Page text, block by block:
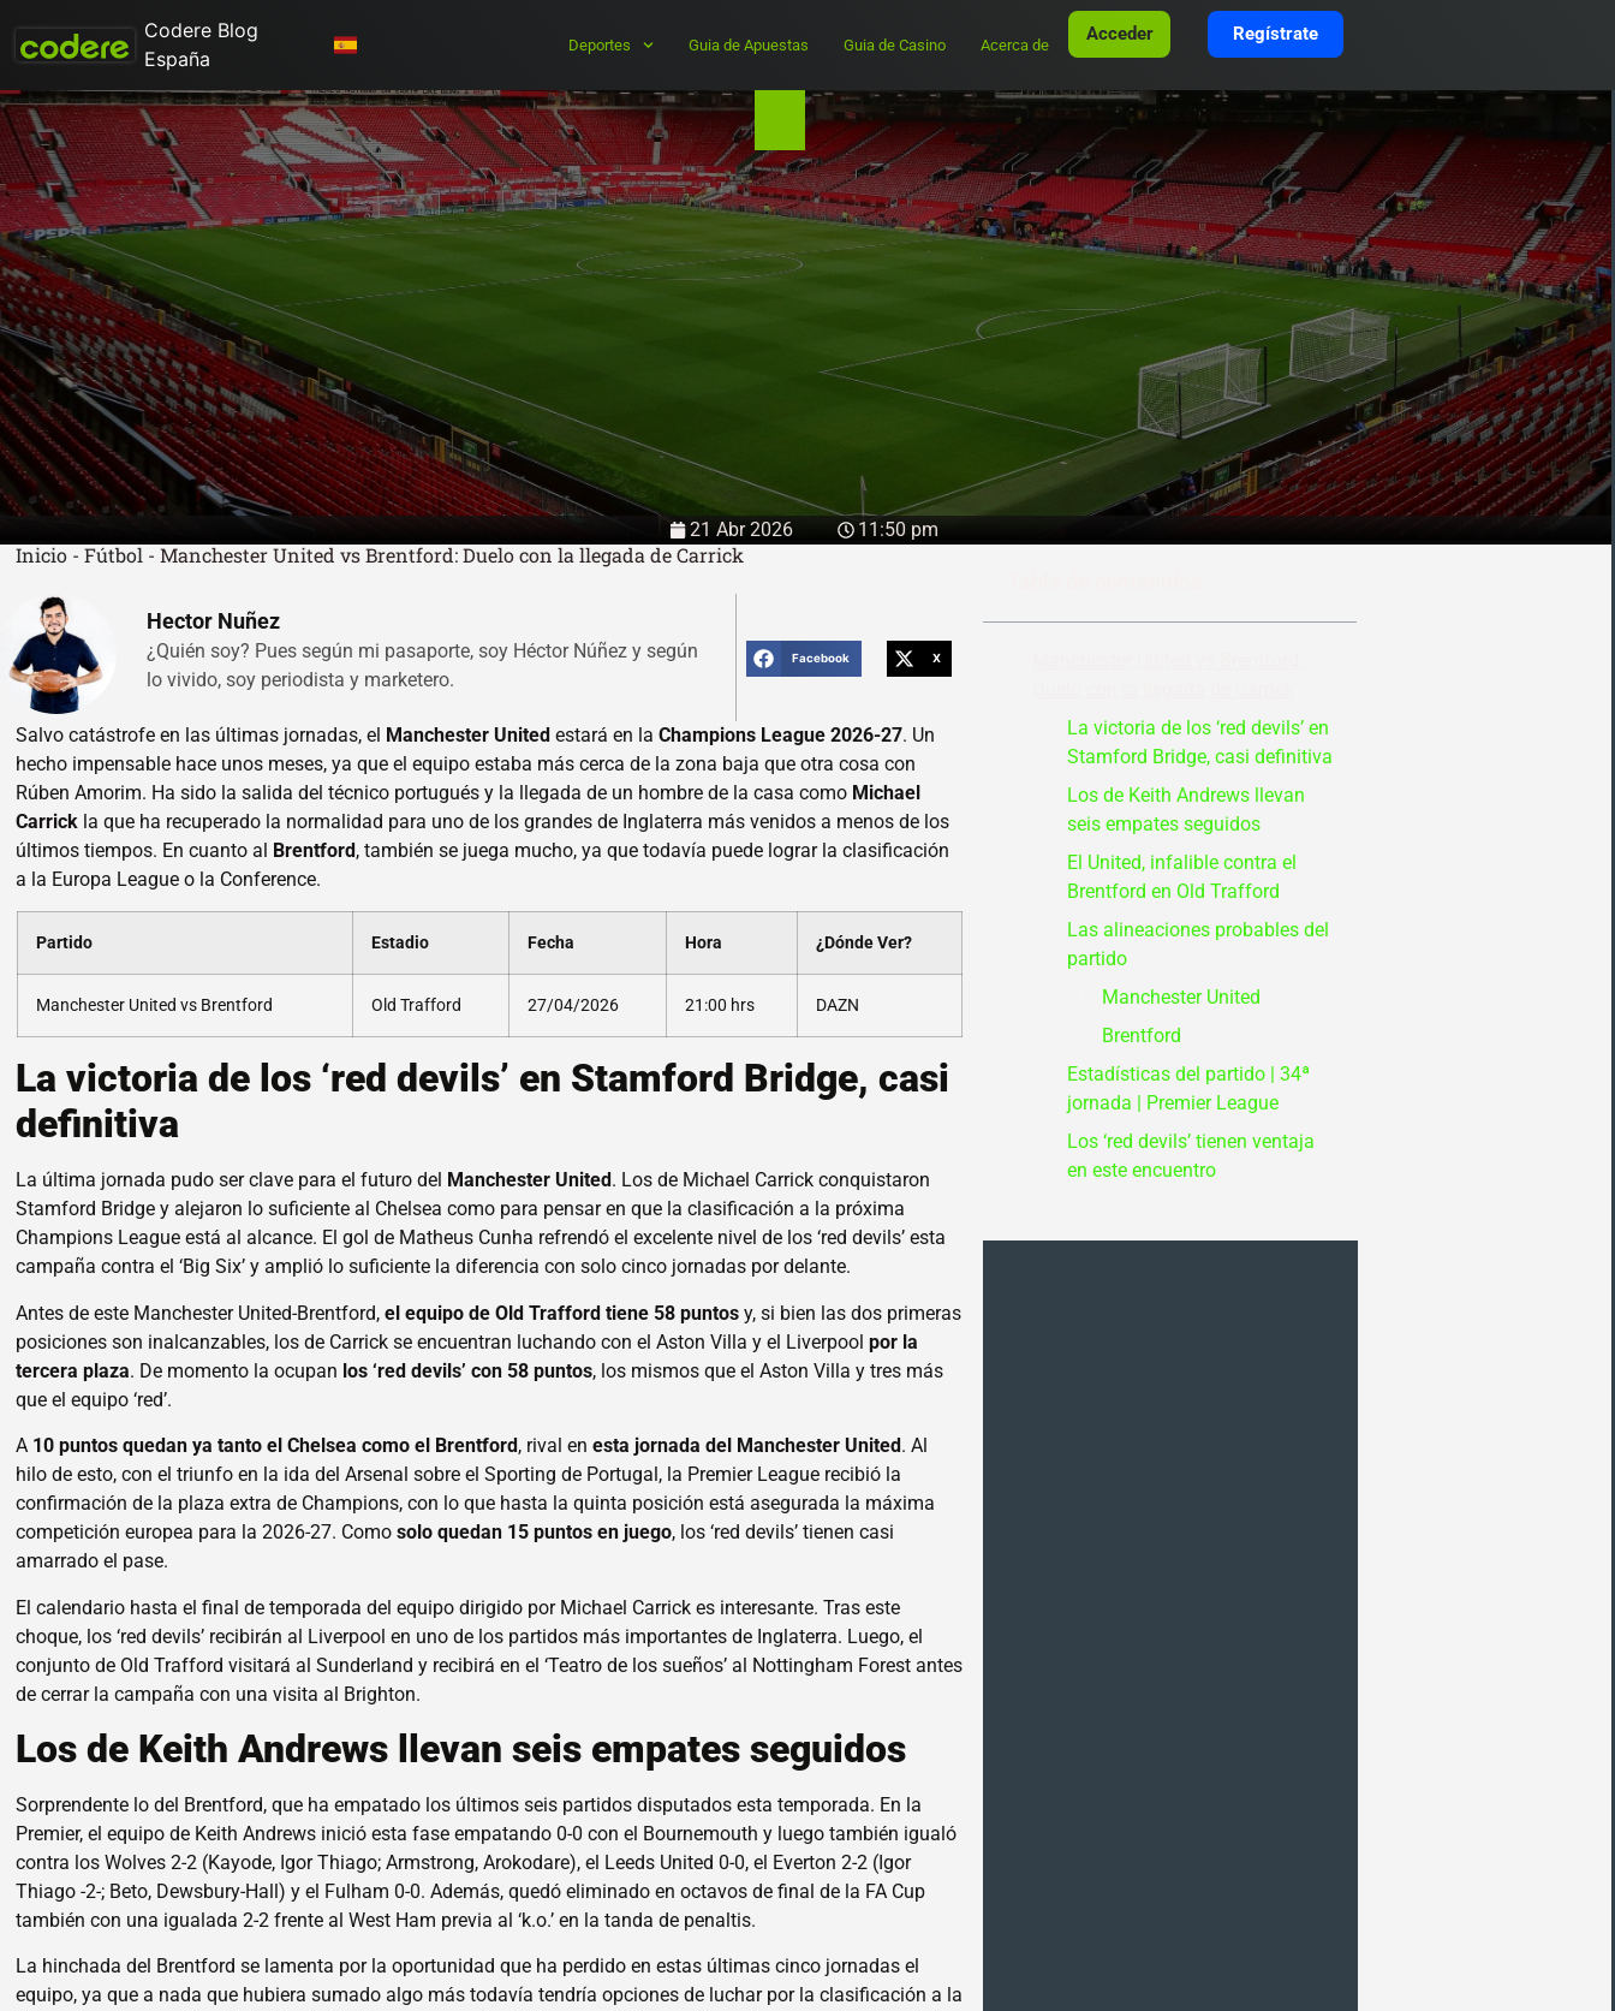
Codere Blog
España
Deportes Guia de Apuestas Guia de Casino Acerca de
Acceder Regístrate
21 Abr 2026 11:50 pm
Inicio - Fútbol - Manchester United vs Brentford: Duelo con la llegada de Carrick
Hector Nuñez
¿Quién soy? Pues según mi pasaporte, soy Héctor Núñez y según
lo vivido, soy periodista y marketero.
Facebook X
Salvo catástrofe en las últimas jornadas, el Manchester United estará en laChampions League 2026-27. Un
hecho impensable hace unos meses, ya que el equipo estaba más cerca de la zona baja que otra cosa con
Rúben Amorim. Ha sido la salida del técnico portugués y la llegada de un hombre de la casa como Michael
Carrick la que ha recuperado la normalidad para uno de los grandes de Inglaterra más venidos a menos de los
últimos tiempos. En cuanto al Brentford, también se juega mucho, ya que todavía puede lograr la clasificación
a la Europa League o la Conference.
Partido Estadio Fecha Hora ¿Dónde Ver?
Manchester United vs Brentford Old Trafford 27/04/2026 21:00 hrs DAZN
La victoria de los ‘red devils’ en Stamford Bridge, casi
definitiva
La última jornada pudo ser clave para el futuro del Manchester United . Los de Michael Carrick conquistaron
Stamford Bridge y alejaron lo suficiente al Chelsea como para pensar en que la clasificación a la próxima
Champions League está al alcance. El gol de Matheus Cunha refrendó el excelente nivel de los ‘red devils’ esta
campaña contra el ‘Big Six’ y amplió lo suficiente la diferencia con solo cinco jornadas por delante.
Antes de este Manchester United-Brentford,el equipo de Old Trafford tiene 58 puntos y, si bien las dos primeras
posiciones son inalcanzables, los de Carrick se encuentran luchando con el Aston Villa y el Liverpoolpor la
tercera plaza. De momento la ocupan los ‘red devils’ con 58 puntos, los mismos que el Aston Villa y tres más
que el equipo ‘red’.
A 10 puntos quedan ya tanto el Chelsea como el Brentford, rival enesta jornada del Manchester United. Al
hilo de esto, con el triunfo en la ida del Arsenal sobre el Sporting de Portugal, la Premier League recibió la
confirmación de la plaza extra de Champions, con lo que hasta la quinta posición está asegurada la máxima
competición europea para la 2026-27. Comosolo quedan 15 puntos en juego, los ‘red devils’ tienen casi
amarrado el pase.
El calendario hasta el final de temporada del equipo dirigido por Michael Carrick es interesante. Tras este
choque, los ‘red devils’ recibirán al Liverpool en uno de los partidos más importantes de Inglaterra. Luego, el
conjunto de Old Trafford visitará al Sunderland y recibirá en el ‘Teatro de los sueños’ al Nottingham Forest antes
de cerrar la campaña con una visita al Brighton.
Los de Keith Andrews llevan seis empates seguidos
Sorprendente lo del Brentford, que ha empatado los últimos seis partidos disputados esta temporada. En la
Premier, el equipo de Keith Andrews inició esta fase empatando 0-0 con el Bournemouth y luego también igualó
contra los Wolves 2-2 (Kayode, Igor Thiago; Armstrong, Arokodare), el Leeds United 0-0, el Everton 2-2 (Igor
Thiago -2-; Beto, Dewsbury-Hall) y el Fulham 0-0. Además, quedó eliminado en octavos de final de la FA Cup
también con una igualada 2-2 frente al West Ham previa al ‘k.o.’ en la tanda de penaltis.
La hinchada del Brentford se lamenta por la oportunidad que ha perdido en estas últimas cinco jornadas el
equipo, ya que a nada que hubiera sumado algo más todavía tendría opciones de luchar por la clasificación a la
La victoria de los ‘red devils’ en
Stamford Bridge, casi definitiva
Los de Keith Andrews llevan
seis empates seguidos
El United, infalible contra el
Brentford en Old Trafford
Las alineaciones probables del
partido
Manchester United
Brentford
Estadísticas del partido | 34ª
jornada | Premier League
Los ‘red devils’ tienen ventaja
en este encuentro